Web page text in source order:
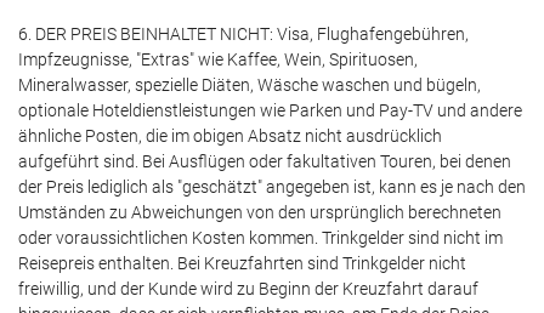
6. DER PREIS BEINHALTET NICHT: Visa, Flughafengebühren,
Impfzeugnisse, "Extras" wie Kaffee, Wein, Spirituosen,
Mineralwasser, spezielle Diäten, Wäsche waschen und bügeln,
optionale Hoteldienstleistungen wie Parken und Pay-TV und andere
ähnliche Posten, die im obigen Absatz nicht ausdrücklich
aufgeführt sind. Bei Ausflügen oder fakultativen Touren, bei denen
der Preis lediglich als "geschätzt" angegeben ist, kann es je nach den
Umständen zu Abweichungen von den ursprünglich berechneten
oder voraussichtlichen Kosten kommen. Trinkgelder sind nicht im
Reisepreis enthalten. Bei Kreuzfahrten sind Trinkgelder nicht
freiwillig, und der Kunde wird zu Beginn der Kreuzfahrt darauf